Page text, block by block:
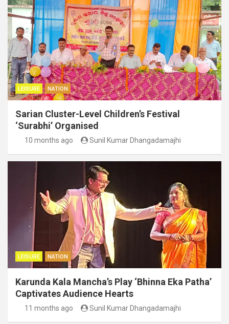
LEISURE NATION
Sarian Cluster-Level Children’s Festival
‘Surabhi’ Organised
10 months ago Sunil Kumar Dhangadamajhi
LEISURE NATION
Karunda Kala Mancha’s Play ‘Bhinna Eka Patha’
Captivates Audience Hearts
11 months ago Sunil Kumar Dhangadamajhi